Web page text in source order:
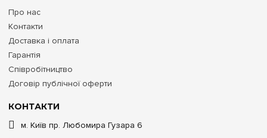
КОНТАКТИ
м. Київ пр. Любомира Гузара 6
Про нас
Контакти
Доставка і оплата
Гарантія
Співробітництво
Договір публічної оферти